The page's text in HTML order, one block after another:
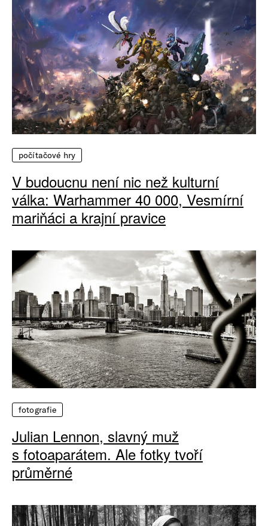
počítačové hry
V budoucnu není nic než kulturní
válka: Warhammer 40 000, Vesmírní
mariňáci a krajní pravice
fotografie
Julian Lennon, slavný muž
s fotoaparátem. Ale fotky tvoří
průměrné